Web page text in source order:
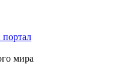
портал
мира